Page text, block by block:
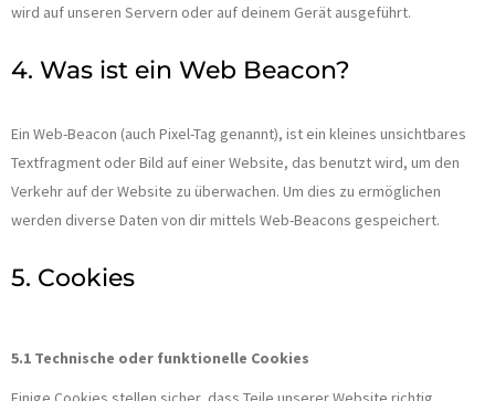
wird auf unseren Servern oder auf deinem Gerät ausgeführt.
4. Was ist ein Web Beacon?
Ein Web-Beacon (auch Pixel-Tag genannt), ist ein kleines unsichtbares
Textfragment oder Bild auf einer Website, das benutzt wird, um den
Verkehr auf der Website zu überwachen. Um dies zu ermöglichen
werden diverse Daten von dir mittels Web-Beacons gespeichert.
5. Cookies
5.1 Technische oder funktionelle Cookies